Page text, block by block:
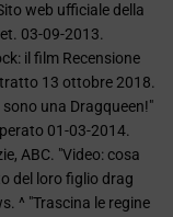
web ufficiale della
03-09-2013.
il film Recensione
13 ottobre 2018.
una Dragqueen!"
01-03-2014.
ABC. "Video: cosa
del loro figlio drag
^ "Trascina le regine